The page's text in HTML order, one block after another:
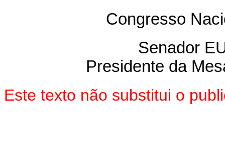
Congresso
Senador
Presidente da
Este texto não substitui o